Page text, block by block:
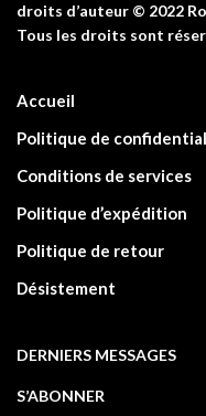
droits d’auteur © 2022
Tous les droits sont
Accueil
Politique de
Conditions de services
Politique d’expédition
Politique de retour
Désistement
DERNIERS MESSAGES
S’ABONNER